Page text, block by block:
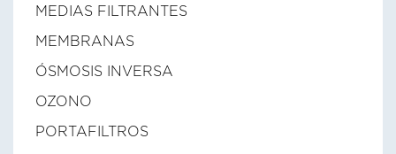
MEDIAS FILTRANTES
MEMBRANAS
ÓSMOSIS INVERSA
OZONO
PORTAFILTROS